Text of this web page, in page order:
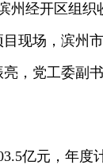
聊城
菏泽
州经开区组织
现场，滨州
，党工委副
亿元，年度